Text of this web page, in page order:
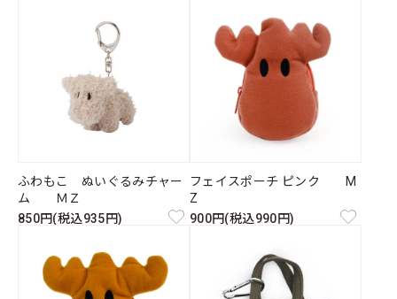
ふわもこ ぬいぐるみチャー
ム ＭＺ
850円(税込935円)
フェイスポーチ ピンク M
Z
900円(税込990円)